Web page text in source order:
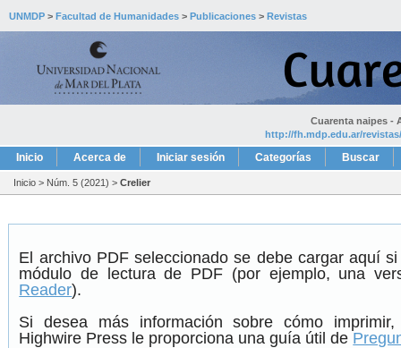
UNMDP > Facultad de Humanidades > Publicaciones > Revistas
Cuarenta naipes -
http://fh.mdp.edu.ar/
Inicio Acerca de Iniciar sesión Categorías Buscar
Inicio > Núm. 5 (2021) > Crelier
El archivo PDF seleccionado se debe cargar aquí
módulo de lectura de PDF (por ejemplo, una
Reader).
Si desea más información sobre cómo
Highwire Press le proporciona una guía útil de